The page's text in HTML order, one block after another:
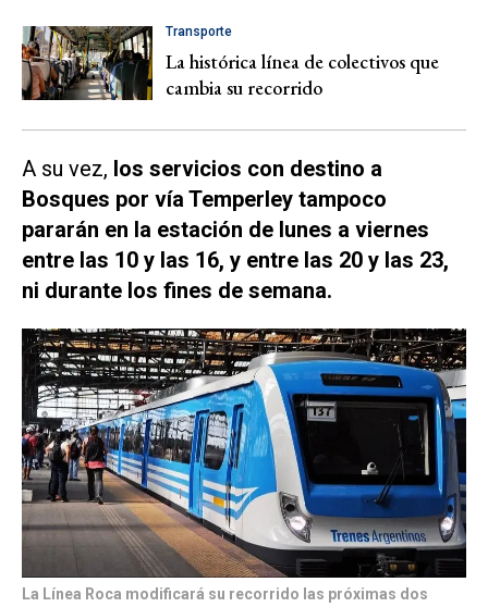
Transporte
La histórica línea de colectivos que
cambia su recorrido
A su vez, los servicios con destino a
Bosques por vía Temperley tampoco
pararán en la estación de lunes a viernes
entre las 10 y las 16, y entre las 20 y las 23,
ni durante los fines de semana.
La Línea Roca modificará su recorrido las próximas dos